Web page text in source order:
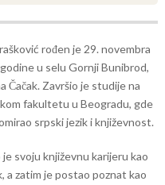
rođen je 29. novembra
u selu Gornji Bunibrod,
Čačak. Završio je studije na
fakultetu u Beogradu, gde
srpski jezik i književnost.
je svoju književnu karijeru kao
a zatim je postao poznat kao